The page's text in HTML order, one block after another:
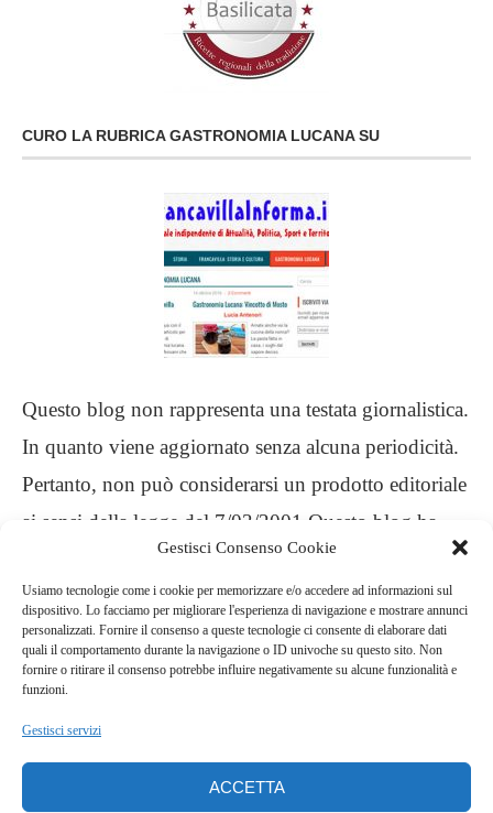
Gestisci Consenso Cookie
Usiamo tecnologie come i cookie per memorizzare e/o accedere ad informazioni sul
dispositivo. Lo facciamo per migliorare l'esperienza di navigazione e mostrare annunci
personalizzati. Fornire il consenso a queste tecnologie ci consente di elaborare dati
quali il comportamento durante la navigazione o ID univoche su questo sito. Non
fornire o ritirare il consenso potrebbe influire negativamente su alcune funzionalità e
funzioni.
Gestisci servizi
ACCETTA
CURO LA RUBRICA GASTRONOMIA LUCANA SU
Questo blog non rappresenta una testata giornalistica.
In quanto viene aggiornato senza alcuna periodicità.
Pertanto, non può considerarsi un prodotto editoriale
ai sensi della legge del 7/03/2001 Questo blog ha
carattere personale, non è mio intento infrangere
alcun diritto d’autore
.